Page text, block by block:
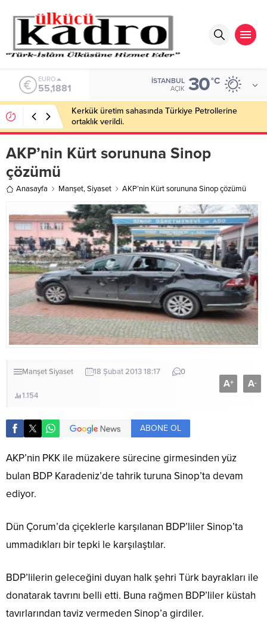
EURO
55,1881
İSTANBUL
AÇIK 30°C
Kerkük üretim sahasında Türkiye Petrollerine
ortaklık verildi.
AKP’nin Kürt sorununa Sinop
çözümü
Anasayfa Manşet,Siyaset AKP’nin Kürt sorununa Sinop çözümü
ManşetSiyaset 18 Şubat 2013 18:17 0
1.154
A+ A-
ABONE OL
AKP’nin PKK ile müzakere sürecine girmesinden yüz
bulan BDP Karadeniz’de tahrik turuna Sinop’ta devam
ediyor.
Dün Çorum’da çiçeklerle karşılanan BDP’liler Sinop’ta
ummadıkları bir tepki le karşılaştılar.
BDP’lilerin geleceğini duyan halk şehri Türk bayrakları ile
donatarak tavrını belli etti. Buna rağmen BDP’liler küstah
tavırlarından taviz vermeden Sinop’a girdiler.